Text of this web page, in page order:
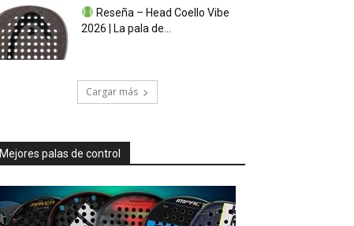
Reseña – Head Coello Vibe
2026 | La pala de...
Cargar más
Mejores palas de control